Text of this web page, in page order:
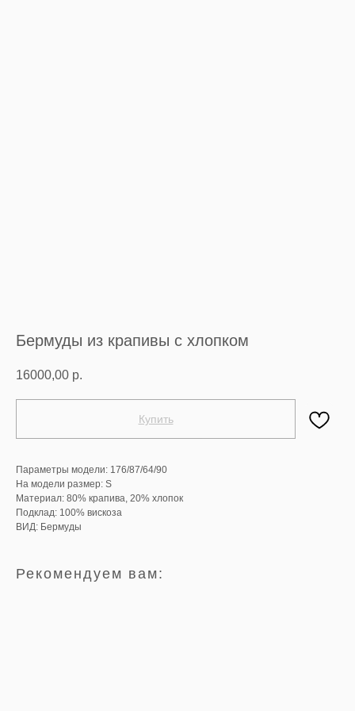
Бермуды из крапивы с хлопком
16000,00 р.
Купить
Параметры модели: 176/87/64/90
На модели размер: S
Материал: 80% крапива, 20% хлопок
Подклад: 100% вискоза
ВИД: Бермуды
Рекомендуем вам: